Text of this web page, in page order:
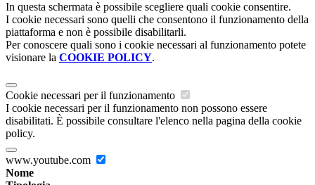
In questa schermata è possibile scegliere quali cookie consentire.
I cookie necessari sono quelli che consentono il funzionamento della
piattaforma e non è possibile disabilitarli.
Per conoscere quali sono i cookie necessari al funzionamento potete
visionare la COOKIE POLICY.
Cookie necessari per il funzionamento
I cookie necessari per il funzionamento non possono essere
disabilitati. È possibile consultare l'elenco nella pagina della cookie
policy.
www.youtube.com
Nome